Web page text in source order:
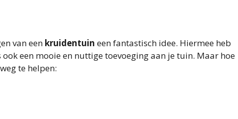
van een kruidentuin een fantastisch idee. Hiermee heb
een mooie en nuttige toevoeging aan je tuin. Maar hoe
te helpen: